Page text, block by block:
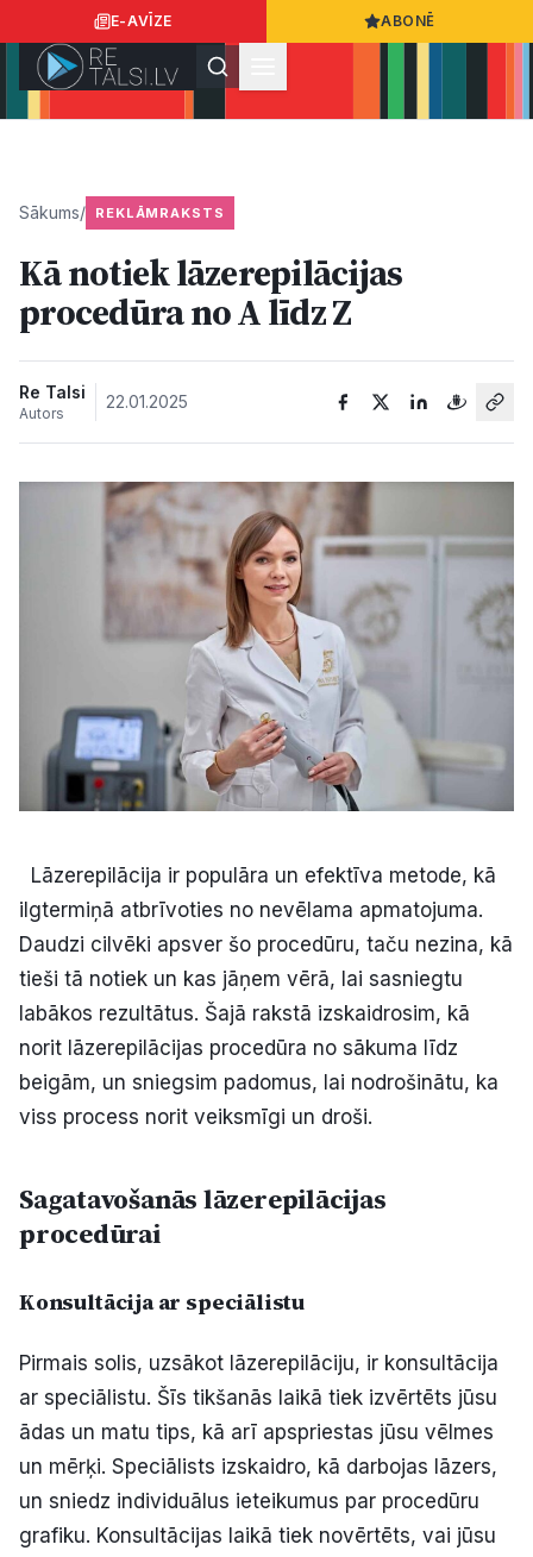
E-AVĪZE ABONĒ
Ziņas
Sports
Kultūra
Bizness
Video
Vieta
Sludinājumi
Pasākumi
Reklāma
Politiskā reklāma
Kontakti
Facebook Instagram YouTube
E-avīze Abonē
Sākums/ REKLĀMRAKSTS
Kā notiek lāzerepilācijas
procedūra no A līdz Z
Re Talsi
Autors
22.01.2025
Lāzerepilācija ir populāra un efektīva metode, kā
ilgtermiņā atbrīvoties no nevēlama apmatojuma.
Daudzi cilvēki apsver šo procedūru, taču nezina, kā
tieši tā notiek un kas jāņem vērā, lai sasniegtu
labākos rezultātus. Šajā rakstā izskaidrosim, kā
norit lāzerepilācijas procedūra no sākuma līdz
beigām, un sniegsim padomus, lai nodrošinātu, ka
viss process norit veiksmīgi un droši.
Sagatavošanās lāzerepilācijas
procedūrai
Konsultācija ar speciālistu
Pirmais solis, uzsākot lāzerepilāciju, ir konsultācija
ar speciālistu. Šīs tikšanās laikā tiek izvērtēts jūsu
ādas un matu tips, kā arī apspriestas jūsu vēlmes
un mērķi. Speciālists izskaidro, kā darbojas lāzers,
un sniedz individuālus ieteikumus par procedūru
grafiku. Konsultācijas laikā tiek novērtēts, vai jūsu